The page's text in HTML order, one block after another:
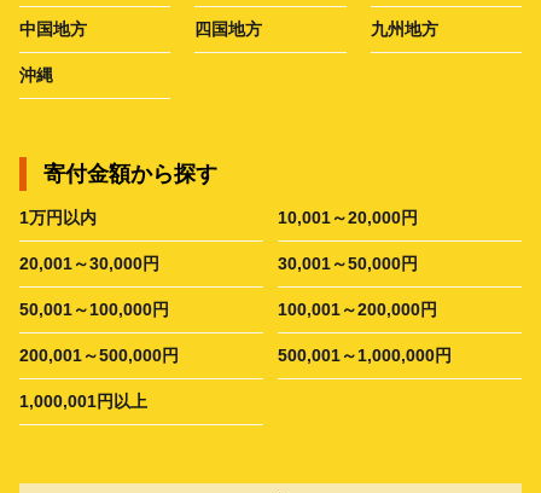
中国地方 四国地方 九州地方
沖縄
寄付金額から探す
1万円以内 10,001～20,000円
20,001～30,000円 30,001～50,000円
50,001～100,000円 100,001～200,000円
200,001～500,000円 500,001～1,000,000円
1,000,001円以上